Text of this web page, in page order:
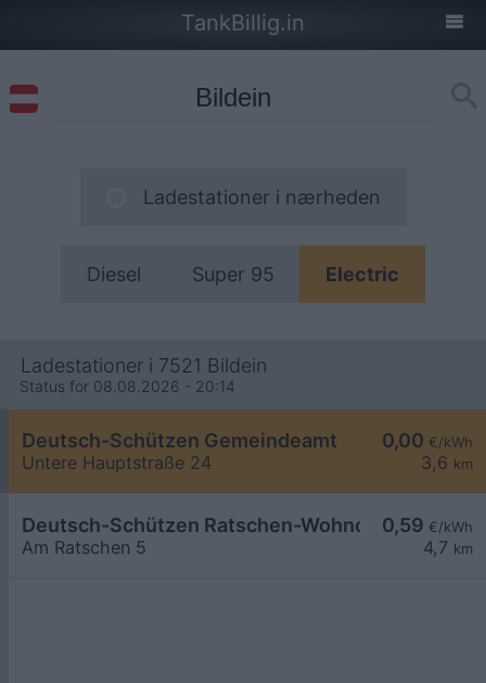
TankBillig.in
Ladestationer i nærheden
Diesel Super 95 Electric
Ladestationer i 7521 Bildein
Status for 08.08.2026 - 20:14
0,00 €/kWh
3,6 km
Deutsch-Schützen Gemeindeamt
Untere Hauptstraße 24
0,59 €/kWh
4,7 km
Deutsch-Schützen Ratschen-Wohnotek
Am Ratschen 5